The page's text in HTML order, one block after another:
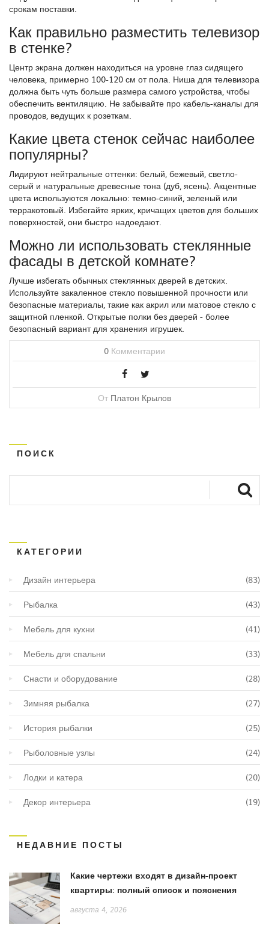
срокам поставки.
Как правильно разместить телевизор
в стенке?
Центр экрана должен находиться на уровне глаз сидящего
человека, примерно 100-120 см от пола. Ниша для телевизора
должна быть чуть больше размера самого устройства, чтобы
обеспечить вентиляцию. Не забывайте про кабель-каналы для
проводов, ведущих к розеткам.
Какие цвета стенок сейчас наиболее
популярны?
Лидируют нейтральные оттенки: белый, бежевый, светло-
серый и натуральные древесные тона (дуб, ясень). Акцентные
цвета используются локально: темно-синий, зеленый или
терракотовый. Избегайте ярких, кричащих цветов для больших
поверхностей, они быстро надоедают.
Можно ли использовать стеклянные
фасады в детской комнате?
Лучше избегать обычных стеклянных дверей в детских.
Используйте закаленное стекло повышенной прочности или
безопасные материалы, такие как акрил или матовое стекло с
защитной пленкой. Открытые полки без дверей - более
безопасный вариант для хранения игрушек.
0 Комментарии
От Платон Крылов
ПОИСК
КАТЕГОРИИ
Дизайн интерьера (83)
Рыбалка (43)
Мебель для кухни (41)
Мебель для спальни (33)
Снасти и оборудование (28)
Зимняя рыбалка (27)
История рыбалки (25)
Рыболовные узлы (24)
Лодки и катера (20)
Декор интерьера (19)
НЕДАВНИЕ ПОСТЫ
Какие чертежи входят в дизайн-проект
квартиры: полный список и пояснения
августа 4, 2026